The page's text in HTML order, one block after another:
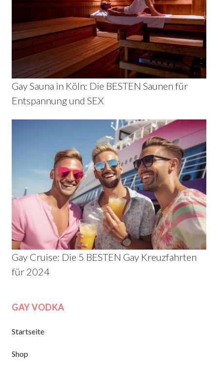
Gay Sauna in Köln: Die BESTEN Saunen für
Entspannung und SEX
Gay Cruise: Die 5 BESTEN Gay Kreuzfahrten
für 2024
GAY VODKA
Startseite
Shop